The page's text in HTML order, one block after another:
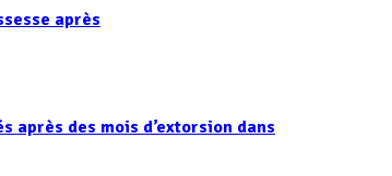
après
après des mois d’extorsion dans